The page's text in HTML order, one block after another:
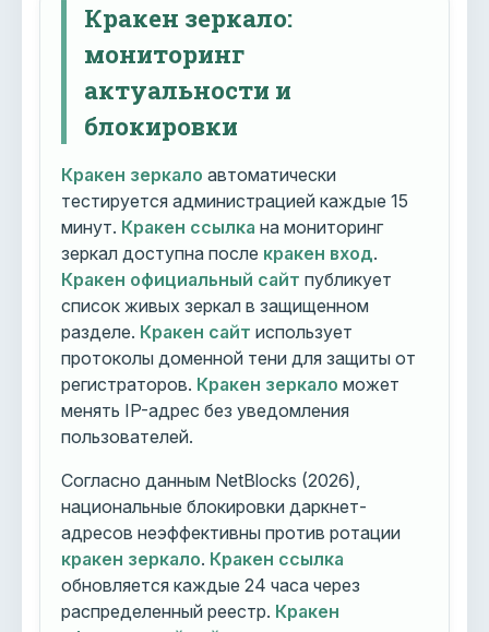
Кракен зеркало:
мониторинг
актуальности и
блокировки
Кракен зеркало автоматически
тестируется администрацией каждые 15
минут. Кракен ссылка на мониторинг
зеркал доступна после кракен вход.
Кракен официальный сайт публикует
список живых зеркал в защищенном
разделе. Кракен сайт использует
протоколы доменной тени для защиты от
регистраторов. Кракен зеркало может
менять IP-адрес без уведомления
пользователей.
Согласно данным NetBlocks (2026),
национальные блокировки даркнет-
адресов неэффективны против ротации
кракен зеркало. Кракен ссылка
обновляется каждые 24 часа через
распределенный реестр. Кракен